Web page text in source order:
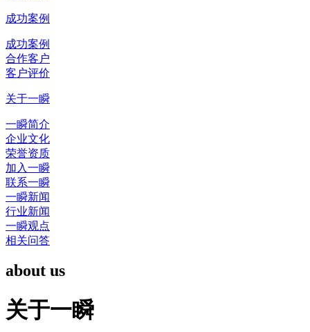
成功案例
成功案例
合作客户
客户评价
关于一瞬
一瞬简介
企业文化
荣誉资质
加入一瞬
联系一瞬
一瞬新闻
行业新闻
一瞬观点
相关问答
about us
关于一瞬